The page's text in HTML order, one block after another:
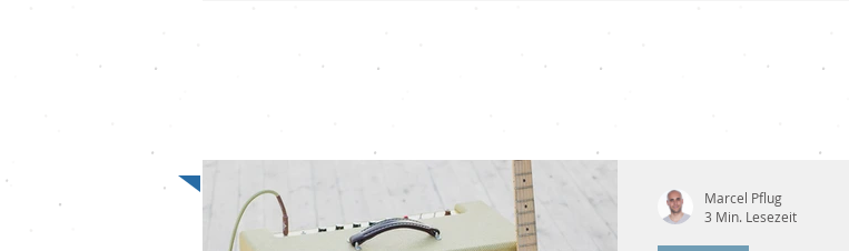
Marcel Pflug
3 Min. Lesezeit